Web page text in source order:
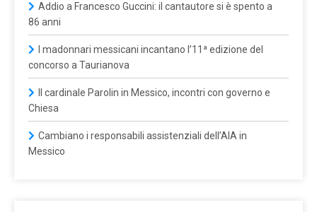
Addio a Francesco Guccini: il cantautore si è spento a
86 anni
I madonnari messicani incantano l’11ª edizione del
concorso a Taurianova
Il cardinale Parolin in Messico, incontri con governo e
Chiesa
Cambiano i responsabili assistenziali dell’AIA in
Messico